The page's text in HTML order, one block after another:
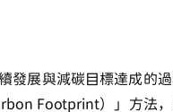
發展與減碳目標達成的
Footprint）」方法